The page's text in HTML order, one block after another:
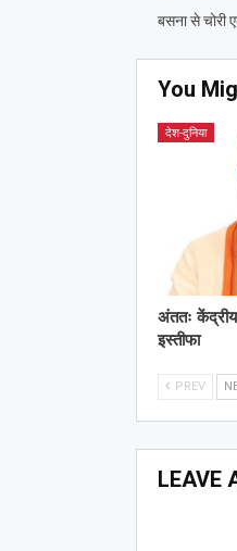
बसना से चोरी
You
देश-दुनिया
अंततः केंद्रीय
इस्तीफा
PREV
LEAVE